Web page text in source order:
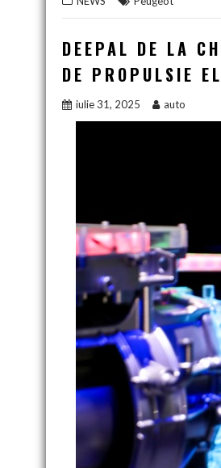
DEEPAL DE LA
DE PROPULSIE
iulie 31, 2025 auto